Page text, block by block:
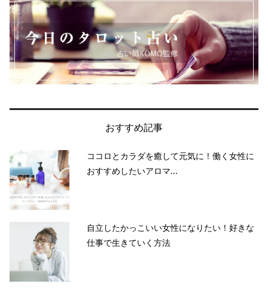
おすすめ記事
ココロとカラダを癒して元気に！働く女性に
おすすめしたいアロマ...
自立したかっこいい女性になりたい！好きな
仕事で生きていく方法